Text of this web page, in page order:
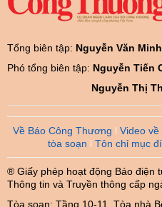
Tổng biên tập: Nguyễn Văn Minh
Phó tổng biên tập: Nguyễn Tiến
Nguyễn Thị
Về Báo Công Thương Video
tòa soạn
Tôn chỉ mục
® Giấy phép hoạt động Báo điện
Thông tin và Truyền thông cấp
Tòa soạn: Tầng 10-11, Tòa nhà